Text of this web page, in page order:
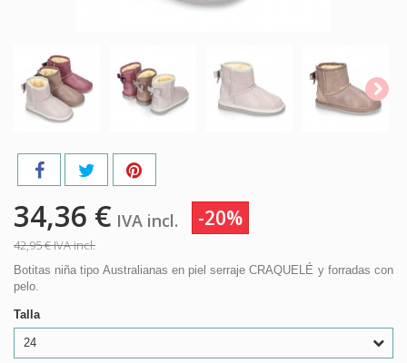
34,36 € IVA incl. -20%
42,95 €IVA incl.
Botitas niña tipo Australianas en piel serraje CRAQUELÉ y forradas con
pelo.
Talla
24